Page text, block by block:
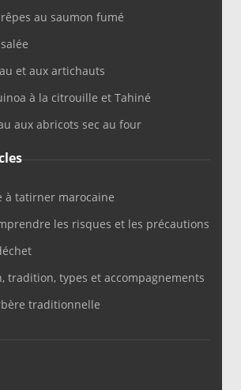
au saumon fumé
et aux artichauts
à la citrouille et Tahiné
aux abricots sec au four
à tatirner marocaine
les risques et les précautions
tradition, types et accompagnements
traditionnelle